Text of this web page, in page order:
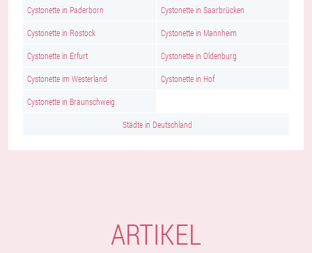
Cystonette in Paderborn Cystonette in Saarbrücken
Cystonette in Rostock Cystonette in Mannheim
Cystonette in Erfurt Cystonette in Oldenburg
Cystonette im Westerland Cystonette in Hof
Cystonette in Braunschweig
Städte in Deutschland
ARTIKEL